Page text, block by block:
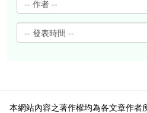
本網站內容之著作權均為各文章作者